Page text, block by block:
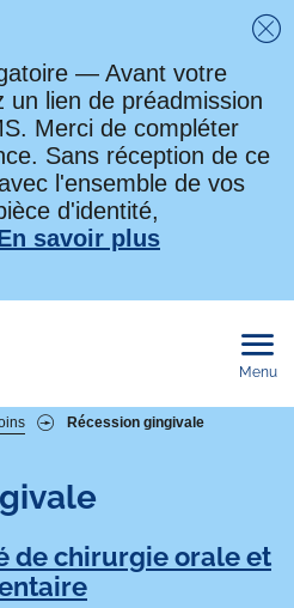
— Avant votre
lien de préadmission
Merci de compléter
Sans réception de ce
l'ensemble de vos
d'identité,
savoir plus
Menu
Récession gingivale
de chirurgie orale et